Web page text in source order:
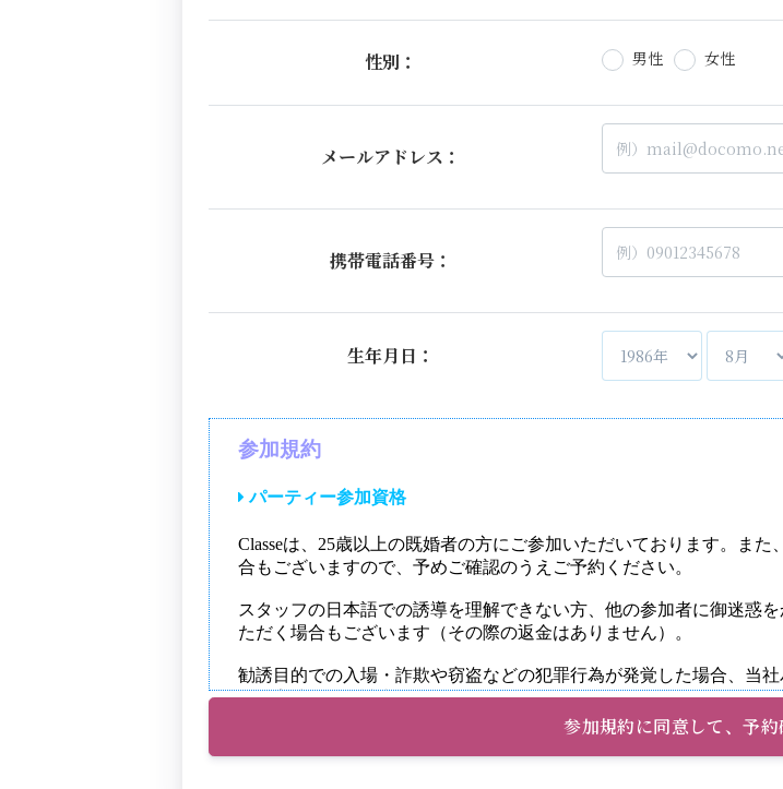
性別： 男性 女性
メールアドレス：
携帯電話番号：
生年月日：
参加規約に同意して、予